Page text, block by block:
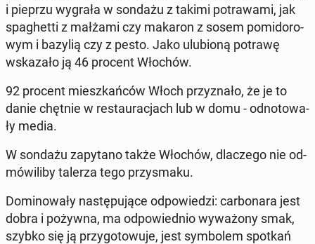
i pieprzu wygrała w sondażu z takimi po­tra­wa­mi, jak
spa­ghet­ti z małżami czy makaron z sosem po­mi­do­ro­
wym i bazylią czy z pesto. Jako ulu­bio­ną potrawę
wska­za­ło ją 46 procent Włochów.
92 procent miesz­kań­ców Włoch przy­zna­ło, że je to
danie chętnie w re­stau­ra­cjach lub w domu - od­no­to­wa­
ły media.
W sondażu za­py­ta­no także Włochów, dla­cze­go nie od­
mó­wi­li­by talerza tego przy­sma­ku.
Do­mi­no­wa­ły na­stę­pu­ją­ce od­po­wie­dzi: car­bo­na­ra jest
dobra i pożywna, ma od­po­wied­nio wy­wa­żo­ny smak,
szybko się ją przy­go­to­wu­je, jest sym­bo­lem spotkań